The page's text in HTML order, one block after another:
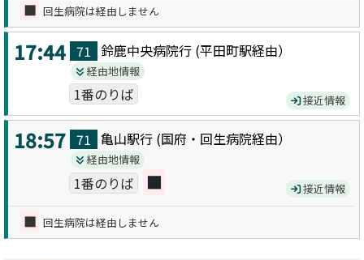
■ 回生病院は経由しません
17:44 71 鈴鹿中央病院行 (平田町駅経由）
経由地情報
1番のりば 接近情報
18:57 71 亀山駅行 (国府・回生病院経由）
経由地情報
1番のりば ■ 接近情報
■ 回生病院は経由しません